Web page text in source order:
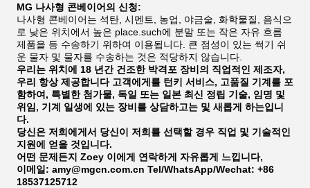
MG 나사형 콘베이어의 신청:
나사형 콘베이어는 석탄, 시멘트, 농업, 야금술, 화학물질, 음식으
로 낮은 위치에서 높은 place.such에 분말 또는 작은 자유 흐름
제품을 등 수송하기 위하여 이용됩니다. 큰 점성이 있는 썩기 쉬
운 물자 및 물자를 수송하는 것은 적당하지 않습니다.
우리는 위치에 18 년간 건조한 박격포 장비의 직업적인 제조자,
우리 항상 제공합니다 고객에게를 턴키 서비스, 고품질 기계를 포
함하여, 특별한 첨가물, 독일 또는 일본 최신 정립 기술, 임명 및
위임, 기계 일생에 있는 장비를 상담하고는 및 새롭게 하는입니
다.
당신은 저희에게서 당신이 저희를 선택할 경우 직업 및 기술적인
지원에 얻을 것입니다.
어떤 문제든지 Zoey 이에게 연락하게 자유롭게 느낍니다,
이메일: amy@mgcn.com.cn Tel/WhatsApp/Wechat: +86
18537125712